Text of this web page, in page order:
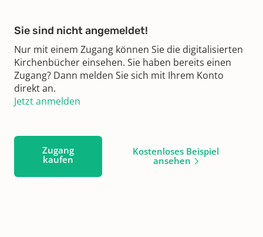
Sie sind nicht angemeldet!
Nur mit einem Zugang können Sie die digitalisierten
Kirchenbücher einsehen. Sie haben bereits einen
Zugang? Dann melden Sie sich mit Ihrem Konto
direkt an.
Jetzt anmelden
Zugang
kaufen
Kostenloses Beispiel
ansehen